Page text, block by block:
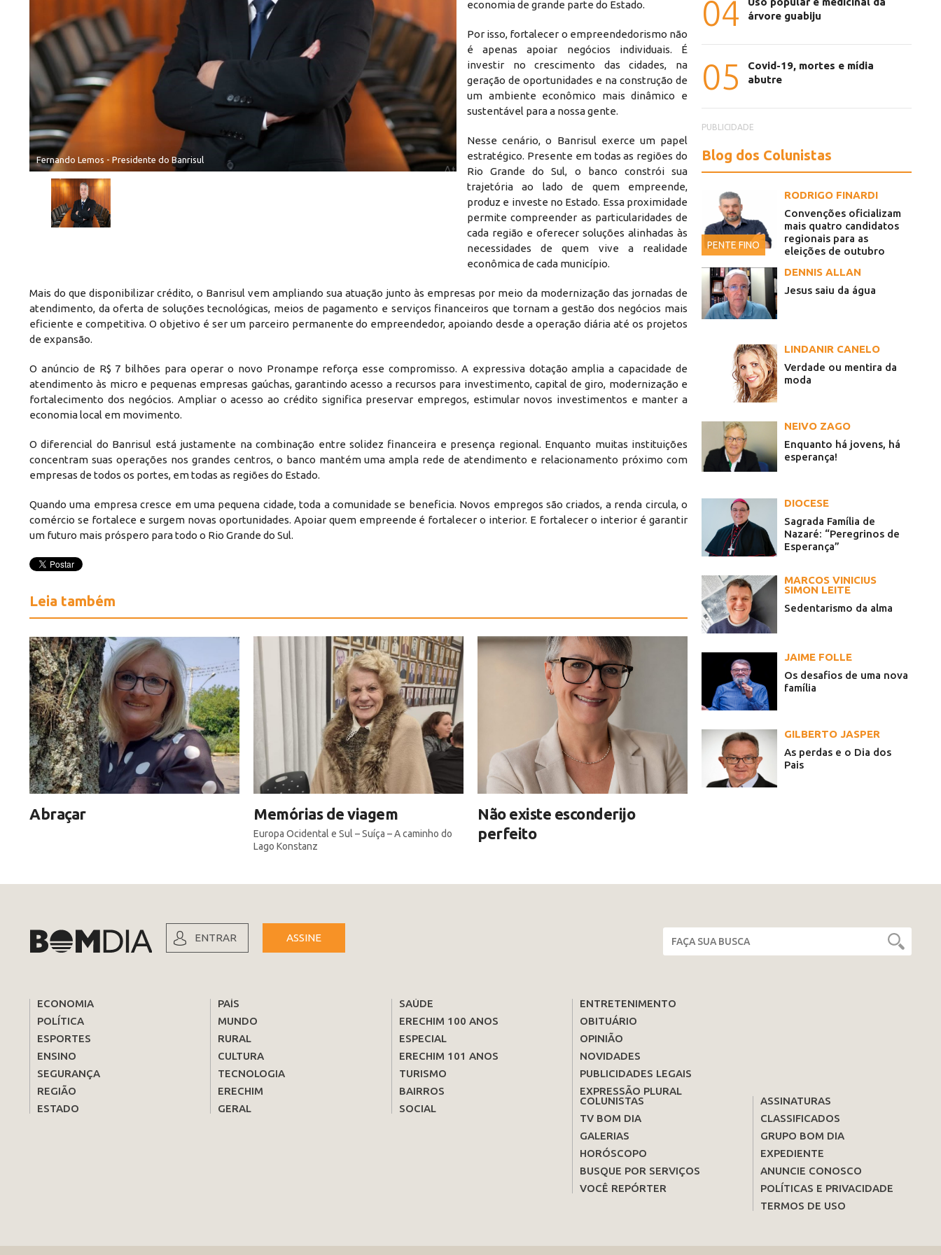
Fernando Lemos - Presidente do Banrisul
economia de grande parte do Estado.
Por isso, fortalecer o empreendedorismo não
é apenas apoiar negócios individuais. É
investir no crescimento das cidades, na
geração de oportunidades e na construção de
um ambiente econômico mais dinâmico e
sustentável para a nossa gente.
Nesse cenário, o Banrisul exerce um papel
estratégico. Presente em todas as regiões do
Rio Grande do Sul, o banco constrói sua
trajetória ao lado de quem empreende,
produz e investe no Estado. Essa proximidade
permite compreender as particularidades de
cada região e oferecer soluções alinhadas às
necessidades de quem vive a realidade
econômica de cada município.
Mais do que disponibilizar crédito, o Banrisul vem ampliando sua atuação junto às empresas por meio da modernização das jornadas de
atendimento, da oferta de soluções tecnológicas, meios de pagamento e serviços financeiros que tornam a gestão dos negócios mais
eficiente e competitiva. O objetivo é ser um parceiro permanente do empreendedor, apoiando desde a operação diária até os projetos
de expansão.
O anúncio de R$ 7 bilhões para operar o novo Pronampe reforça esse compromisso. A expressiva dotação amplia a capacidade de
atendimento às micro e pequenas empresas gaúchas, garantindo acesso a recursos para investimento, capital de giro, modernização e
fortalecimento dos negócios. Ampliar o acesso ao crédito significa preservar empregos, estimular novos investimentos e manter a
economia local em movimento.
O diferencial do Banrisul está justamente na combinação entre solidez financeira e presença regional. Enquanto muitas instituições
concentram suas operações nos grandes centros, o banco mantém uma ampla rede de atendimento e relacionamento próximo com
empresas de todos os portes, em todas as regiões do Estado.
Quando uma empresa cresce em uma pequena cidade, toda a comunidade se beneficia. Novos empregos são criados, a renda circula, o
comércio se fortalece e surgem novas oportunidades. Apoiar quem empreende é fortalecer o interior. E fortalecer o interior é garantir
um futuro mais próspero para todo o Rio Grande do Sul.
Leia também
Abraçar Memórias de viagem
Europa Ocidental e Sul – Suíça – A caminho do
Lago Konstanz
Não existe esconderijo
perfeito
04
árvore guabiju
05
Covid-19, mortes e mídia
abutre
PUBLICIDADE
Blog dos Colunistas
PENTE FINO
RODRIGO FINARDI
Convenções oficializam
mais quatro candidatos
regionais para as
eleições de outubro
DENNIS ALLAN
Jesus saiu da água
LINDANIR CANELO
Verdade ou mentira da
moda
NEIVO ZAGO
Enquanto há jovens, há
esperança!
DIOCESE
Sagrada Família de
Nazaré: “Peregrinos de
Esperança”
MARCOS VINICIUS
SIMON LEITE
Sedentarismo da alma
JAIME FOLLE
Os desafios de uma nova
família
GILBERTO JASPER
As perdas e o Dia dos
Pais
ENTRAR ASSINE
ECONOMIA
POLÍTICA
ESPORTES
ENSINO
SEGURANÇA
REGIÃO
ESTADO
PAÍS
MUNDO
RURAL
CULTURA
TECNOLOGIA
ERECHIM
GERAL
SAÚDE
ERECHIM 100 ANOS
ESPECIAL
ERECHIM 101 ANOS
TURISMO
BAIRROS
SOCIAL
ENTRETENIMENTO
OBITUÁRIO
OPINIÃO
NOVIDADES
PUBLICIDADES LEGAIS
EXPRESSÃO PLURAL
COLUNISTAS
TV BOM DIA
GALERIAS
HORÓSCOPO
BUSQUE POR SERVIÇOS
VOCÊ REPÓRTER
ASSINATURAS
CLASSIFICADOS
GRUPO BOM DIA
EXPEDIENTE
ANUNCIE CONOSCO
POLÍTICAS E PRIVACIDADE
TERMOS DE USO